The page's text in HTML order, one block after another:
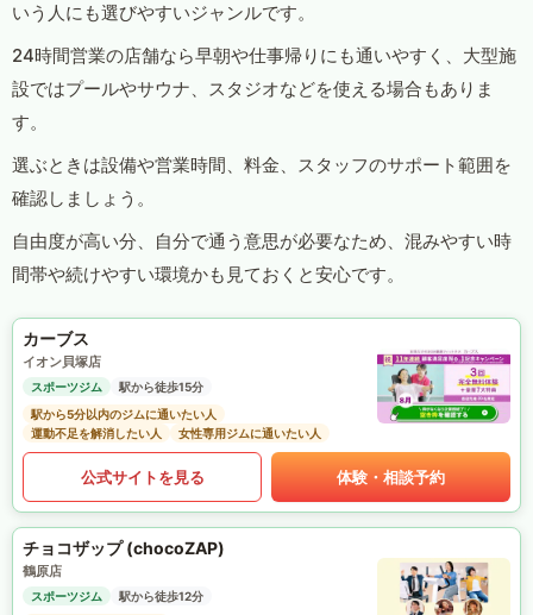
いう人にも選びやすいジャンルです。
24時間営業の店舗なら早朝や仕事帰りにも通いやすく、大型施
設ではプールやサウナ、スタジオなどを使える場合もありま
す。
選ぶときは設備や営業時間、料金、スタッフのサポート範囲を
確認しましょう。
自由度が高い分、自分で通う意思が必要なため、混みやすい時
間帯や続けやすい環境かも見ておくと安心です。
カーブス
イオン貝塚店
スポーツジム
駅から徒歩15分
駅から5分以内のジムに通いたい人
運動不足を解消したい人
女性専用ジムに通いたい人
公式サイトを見る 体験・相談予約
チョコザップ (chocoZAP)
鶴原店
スポーツジム
駅から徒歩12分